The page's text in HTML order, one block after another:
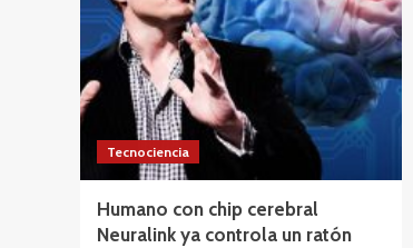
Tecnociencia
Humano con chip cerebral
Neuralink ya controla un ratón